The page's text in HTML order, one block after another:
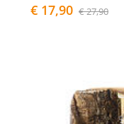
€ 17,90 € 27,90